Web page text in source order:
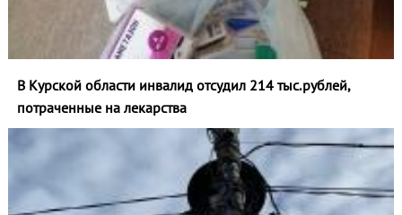
В Курской области инвалид отсудил 214 тыс.рублей,
потраченные на лекарства